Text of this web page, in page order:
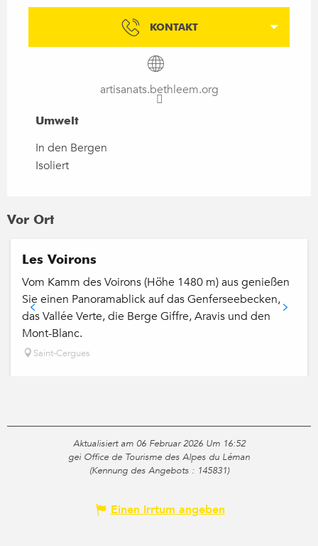
KONTAKT
artisanats.bethleem.org
Umwelt
Umwelt
In den Bergen
Isoliert
Vor Ort
Les Voirons
Vom Kamm des Voirons (Höhe 1480 m) aus genießen
Sie einen Panoramablick auf das Genferseebecken,
das Vallée Verte, die Berge Giffre, Aravis und den
Mont-Blanc.
Saint-Cergues
Aktualisiert am 06 Februar 2026 Um 16:52
gei Office de Tourisme des Alpes du Léman
(Kennung des Angebots : 145831)
Einen Irrtum angeben